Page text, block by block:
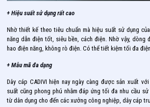
+ Hiệu suất sử dụng rất cao
Nhờ thiết kế theo tiêu chuẩn mà hiệu suất sử dụng
năng dẫn điện tốt, siêu bền, cách điện. Nhờ vậy, dòng
hao điện năng, không rò điện. Có thể tiết kiệm tối đa
+ Mẫu mã đa dạng
Dây cáp CADIVI hiện nay ngày càng được sản xuất
suất cũng phong phú nhằm đáp ứng tối đa nhu cầu
từ dân dụng cho đến các xưởng công nghiệp, dây cáp